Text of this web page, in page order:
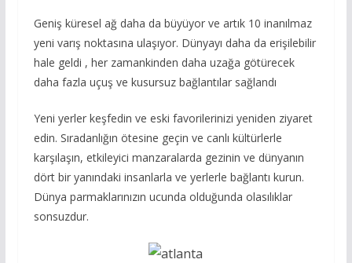
Geniş küresel ağ daha da büyüyor ve artık 10 inanılmaz
yeni varış noktasına ulaşıyor. Dünyayı daha da erişilebilir
hale geldi , her zamankinden daha uzağa götürecek
daha fazla uçuş ve kusursuz bağlantılar sağlandı
Yeni yerler keşfedin ve eski favorilerinizi yeniden ziyaret
edin. Sıradanlığın ötesine geçin ve canlı kültürlerle
karşılaşın, etkileyici manzaralarda gezinin ve dünyanın
dört bir yanındaki insanlarla ve yerlerle bağlantı kurun.
Dünya parmaklarınızın ucunda olduğunda olasılıklar
sonsuzdur.